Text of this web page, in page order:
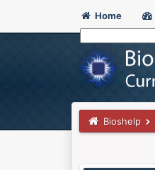
Home
Bioshelp